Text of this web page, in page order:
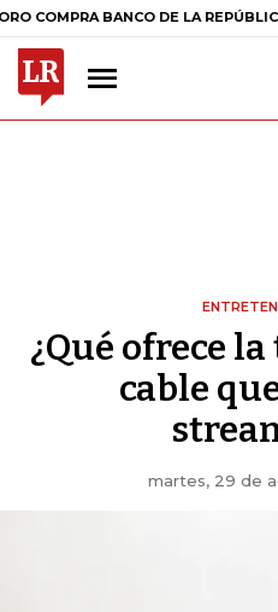
BANCO DE LA REPÚBLICA $
¿Qué ofrece
cable
martes, 29 de